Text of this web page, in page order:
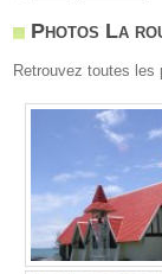
Photos La
Retrouvez toutes les